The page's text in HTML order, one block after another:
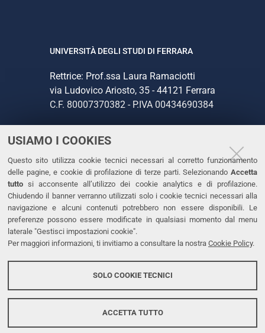
USIAMO I COOKIES
Questo sito utilizza cookie tecnici necessari al corretto funzionamento
delle pagine, e cookie di profilazione di terze parti. Selezionando Accetta
tutto si acconsente all’utilizzo dei cookie analytics e di profilazione.
Chiudendo il banner verranno utilizzati solo i cookie tecnici necessari alla
navigazione e alcuni contenuti potrebbero non essere disponibili. Le
preferenze possono essere modificate in qualsiasi momento dal menu
laterale "Gestisci impostazioni cookie".
Per maggiori informazioni, ti invitiamo a consultare la nostra Cookie Policy.
SOLO COOKIE TECNICI
ACCETTA TUTTO
UNIVERSITÀ DEGLI STUDI DI FERRARA
Rettrice: Prof.ssa Laura Ramaciotti
via Ludovico Ariosto, 35 - 44121 Ferrara
C.F. 80007370382 - P.IVA 00434690384
CONTATTI
Tel. +39 0532 293111
Fax. +39 0532 293031
PEC
LINKS
Dichiarazione di accessibilità
Protezione dati personali